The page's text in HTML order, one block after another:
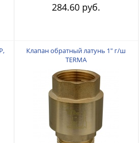
284.60 руб.
Клапан обратный латунь 1" г/ш
TERMA